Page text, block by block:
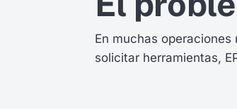
En muchas
solicitar herramientas,